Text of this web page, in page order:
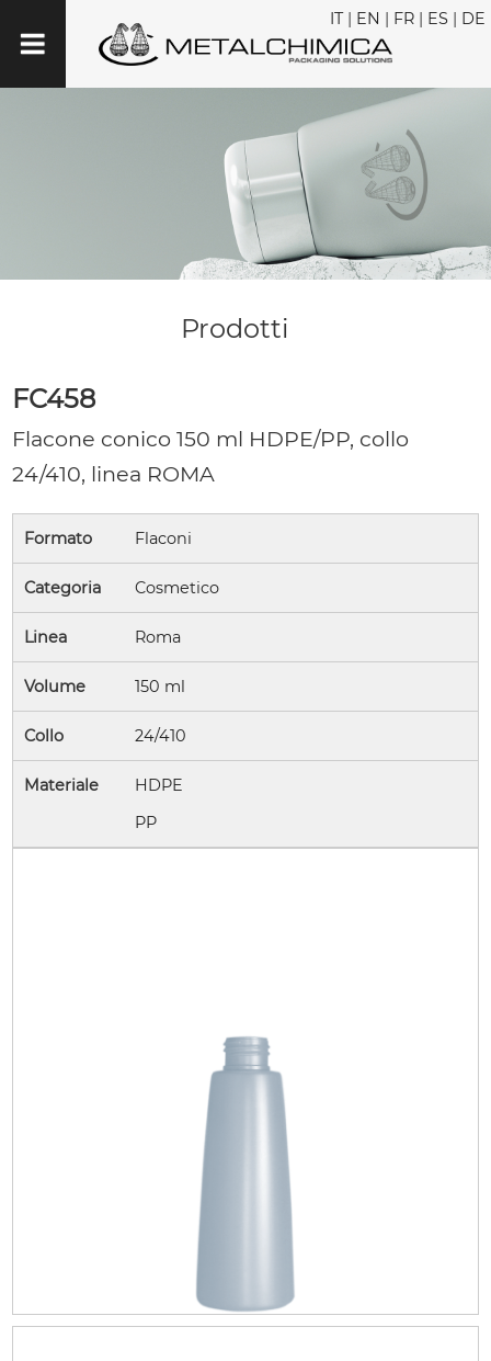
IT| EN | FR | ES | DE
Prodotti
FC458
Flacone conico 150 ml HDPE/PP, collo
24/410, linea ROMA
Formato Flaconi
Categoria Cosmetico
Linea Roma
Volume 150 ml
Collo 24/410
Materiale
HDPE
PP